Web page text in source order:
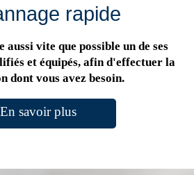
rapide
aussi vite que possible un de ses
et équipés, afin d'effectuer la
dont vous avez besoin.
En savoir plus